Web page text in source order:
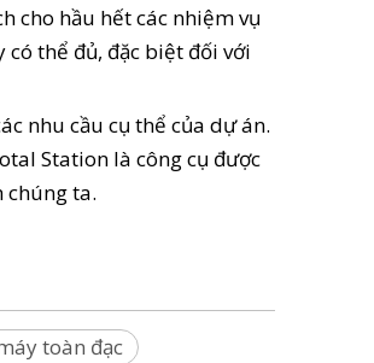
cho hầu hết các nhiệm vụ
thể đủ, đặc biệt đối với
nhu cầu cụ thể của dự án.
Station là công cụ được
chúng ta.
toàn đạc